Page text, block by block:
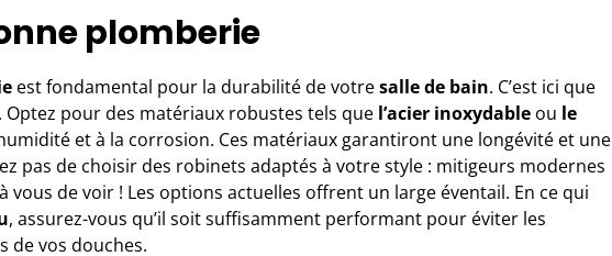
plomberie
est fondamental pour la durabilité de votresalle de bain. C’est ici que
pour des matériaux robustes tels que l’acier inoxydable ou le
et à la corrosion. Ces matériaux garantiront une longévité et une
pas de choisir des robinets adaptés à votre style : mitigeurs modernes
vous de voir ! Les options actuelles offrent un large éventail. En ce qui
, assurez-vous qu’il soit suffisamment performant pour éviter les
de vos douches.